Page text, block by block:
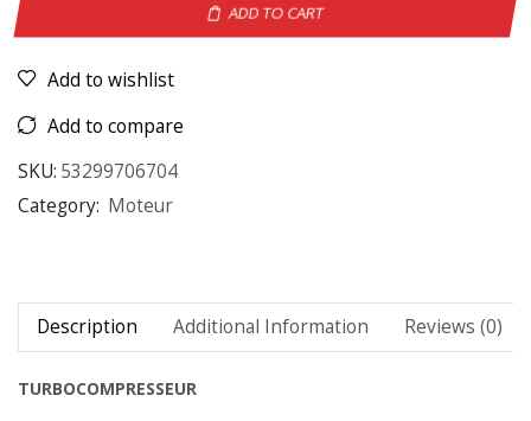
ADD TO CART
Add to wishlist
Add to compare
SKU: 53299706704
Category: Moteur
Description Additional Information Reviews (0)
TURBOCOMPRESSEUR